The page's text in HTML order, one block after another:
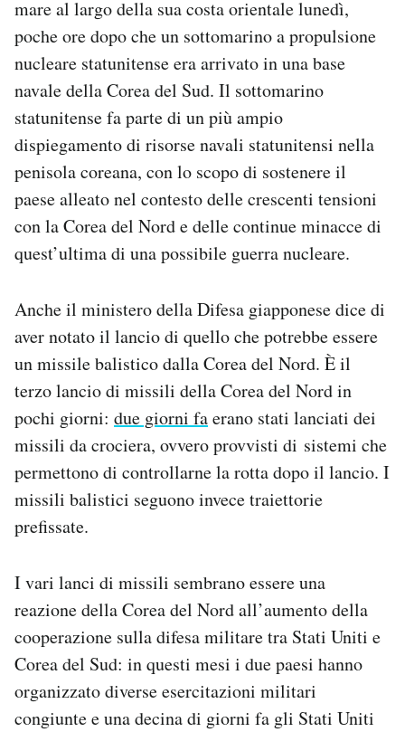
Area Personale
Newsletter
Notifiche mobile
Regala il Post
Hai bisogno di aiuto?
Esci
mare al largo della sua costa orientale lunedì,
poche ore dopo che un sottomarino a propulsione
nucleare statunitense era arrivato in una base
navale della Corea del Sud. Il sottomarino
statunitense fa parte di un più ampio
dispiegamento di risorse navali statunitensi nella
penisola coreana, con lo scopo di sostenere il
paese alleato nel contesto delle crescenti tensioni
con la Corea del Nord e delle continue minacce di
quest’ultima di una possibile guerra nucleare.
Anche il ministero della Difesa giapponese dice di
aver notato il lancio di quello che potrebbe essere
un missile balistico dalla Corea del Nord. È il
terzo lancio di missili della Corea del Nord in
pochi giorni: due giorni faerano stati lanciati dei
missili da crociera, ovvero provvisti di sistemi che
permettono di controllarne la rotta dopo il lancio. I
missili balistici seguono invece traiettorie
prefissate.
I vari lanci di missili sembrano essere una
reazione della Corea del Nord all’aumento della
cooperazione sulla difesa militare tra Stati Uniti e
Corea del Sud: in questi mesi i due paesi hanno
organizzato diverse esercitazioni militari
congiunte e una decina di giorni fa gli Stati Uniti